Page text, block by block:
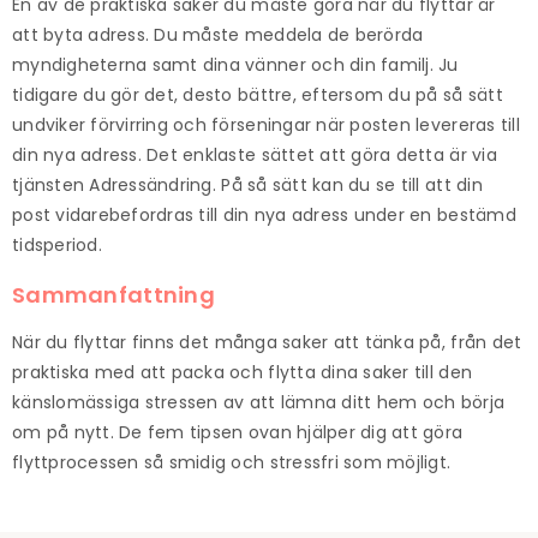
En av de praktiska saker du måste göra när du flyttar är
att byta adress. Du måste meddela de berörda
myndigheterna samt dina vänner och din familj. Ju
tidigare du gör det, desto bättre, eftersom du på så sätt
undviker förvirring och förseningar när posten levereras till
din nya adress. Det enklaste sättet att göra detta är via
tjänsten Adressändring. På så sätt kan du se till att din
post vidarebefordras till din nya adress under en bestämd
tidsperiod.
Sammanfattning
När du flyttar finns det många saker att tänka på, från det
praktiska med att packa och flytta dina saker till den
känslomässiga stressen av att lämna ditt hem och börja
om på nytt. De fem tipsen ovan hjälper dig att göra
flyttprocessen så smidig och stressfri som möjligt.